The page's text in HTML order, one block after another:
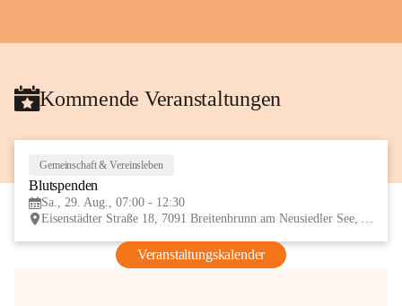
Kommende Veranstaltungen
Gemeinschaft & Vereinsleben
Blutspenden
Sa., 29. Aug., 07:00 - 12:30
Eisenstädter Straße 18, 7091 Breitenbrunn am Neusiedler See, AUT
Veranstaltungskalender